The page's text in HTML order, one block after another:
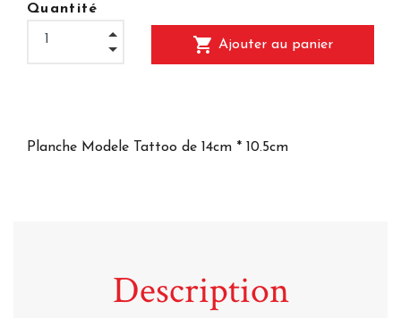
Quantité
shopping_cart Ajouter au panier
Planche Modele Tattoo de 14cm * 10.5cm
Description